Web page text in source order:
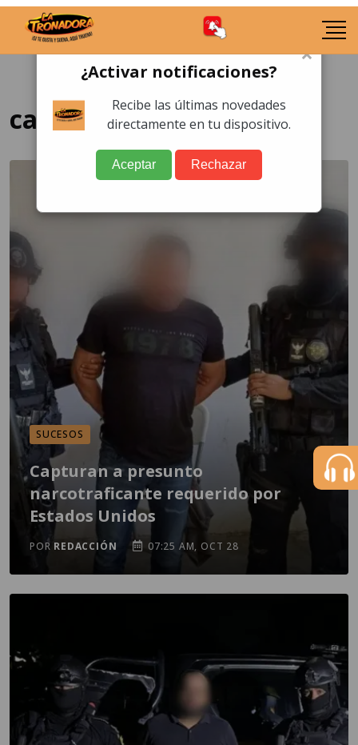
capturado en Guatemala
SUCESOS
Capturan a presunto
narcotraficante requerido por
Estados Unidos
POR REDACCIÓN 07:25 AM, OCT 28
×
¿Activar notificaciones?
Recibe las últimas novedades
directamente en tu dispositivo.
Aceptar Rechazar